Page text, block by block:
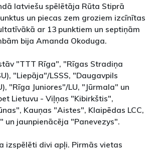
latviešu spēlētāja Rūta Stiprā
un piecas zem groziem izcīnītas
ar 13 punktiem un septiņām
bija Amanda Okoduga.
"TTT Rīga", "Rīgas Stradiņa
"Liepāja"/LSSS, "Daugavpils
"Rīga Juniores"/LU, "Jūrmala" un
Lietuvu - Viļņas "Kibirkštis",
Kauņas "Aistes", Klaipēdas LCC,
un jaunpienācēja "Panevezys".
izspēlēti divi apļi. Pirmās vietas